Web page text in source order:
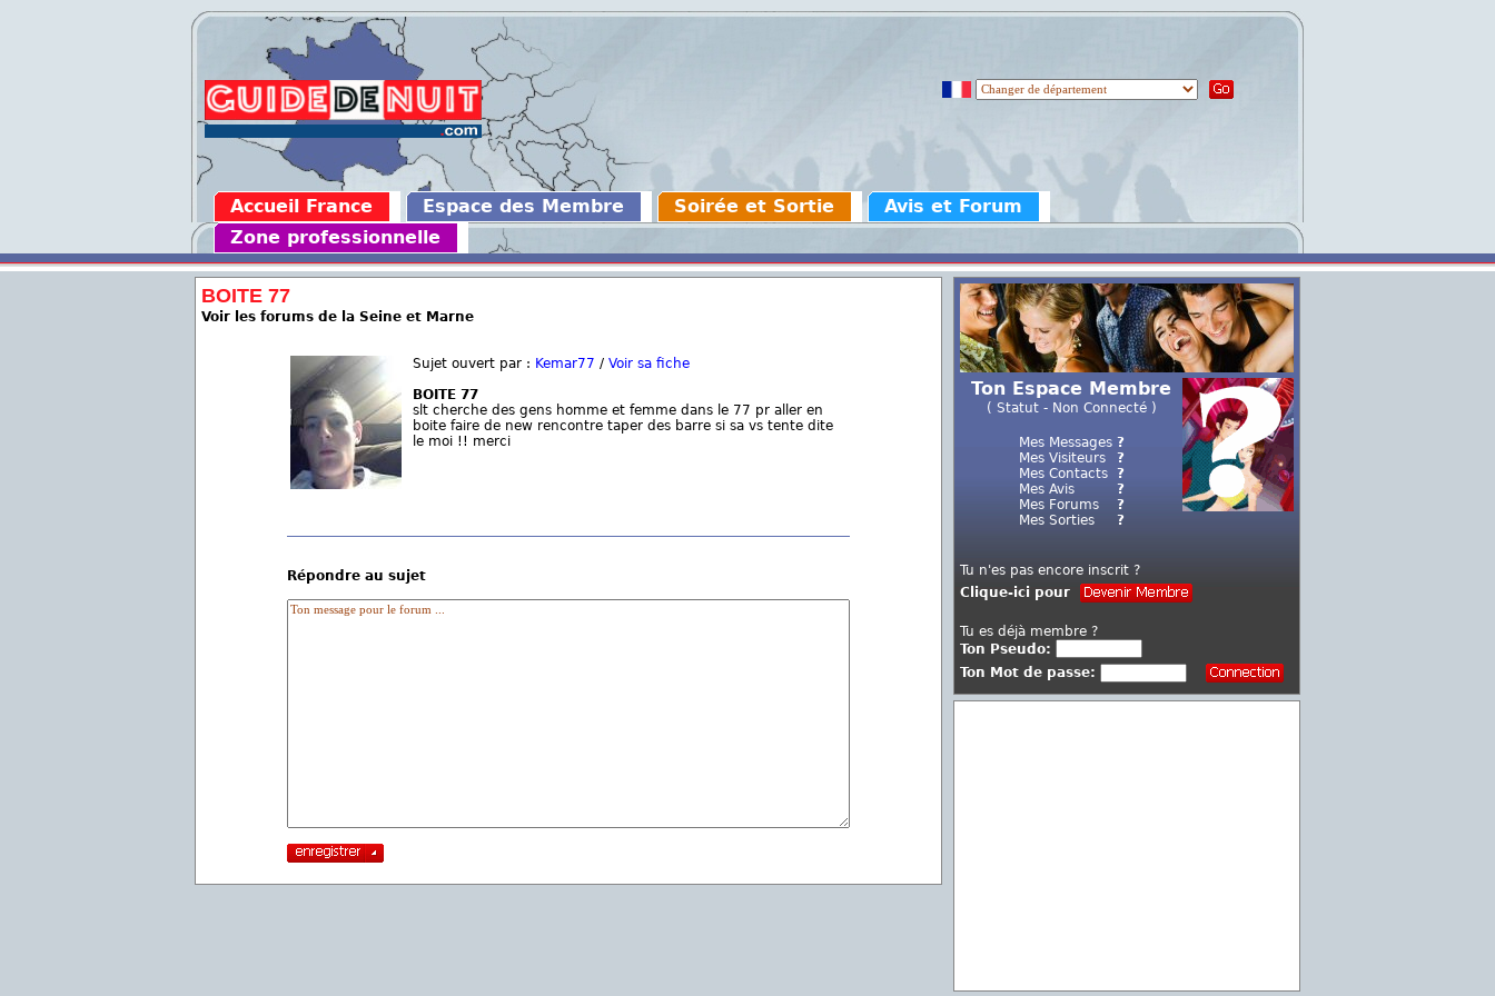
Accueil France Espace des Membre Soirée et Sortie
Avis et Forum
Zone professionnelle
BOITE 77
Voir les forums de la Seine et Marne
Sujet ouvert par : Kemar77 / Voir sa fiche
BOITE 77
slt cherche des gens homme et femme dans le 77 pr aller en
boite faire de new rencontre taper des barre si sa vs tente dite
le moi !! merci
Répondre au sujet
Ton Espace Membre
( Statut - Non Connecté )
Mes Messages
Mes Visiteurs
Mes Contacts
Mes Avis
Mes Forums
Mes Sorties
?
?
?
?
?
?
Tu n'es pas encore inscrit ?
Clique-ici pour
Tu es déjà membre ?
Ton Pseudo:
Ton Mot de passe: